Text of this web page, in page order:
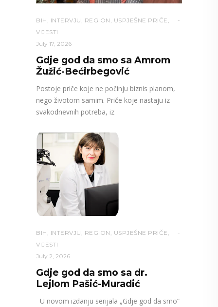
BIH INTERVJU REGION USPJEŠNE PRIČE
VIJESTI
July 17, 2026
Gdje god da smo sa Amrom
Žužić-Bećirbegović
Postoje priče koje ne počinju biznis planom,
nego životom samim. Priče koje nastaju iz
svakodnevnih potreba, iz
BIH INTERVJU REGION USPJEŠNE PRIČE
VIJESTI
July 2, 2026
Gdje god da smo sa dr.
Lejlom Pašić-Muradić
U novom izdanju serijala „Gdje god da smo“